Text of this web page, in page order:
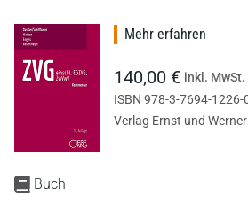
Buch
Mehr erfahren
140,00 € inkl. MwSt.
ISBN 978-3-7694-1226-
Verlag Ernst und